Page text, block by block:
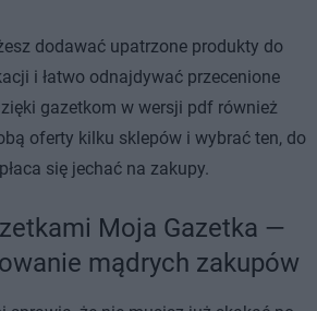
dodawać upatrzone produkty do
i łatwo odnajdywać przecenione
gazetkom w wersji pdf również
oferty kilku sklepów i wybrać ten, do
się jechać na zakupy.
Moja Gazetka —
mądrych zakupów